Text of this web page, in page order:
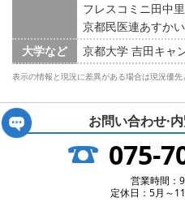
フレスコミニ田中
京都民医連あすか
大学など
京都大学 吉田キャ
表示の情報と現況に差異がある場合は現況優先
お問い合わせ·
075-
営業時間：
定休日：5月～